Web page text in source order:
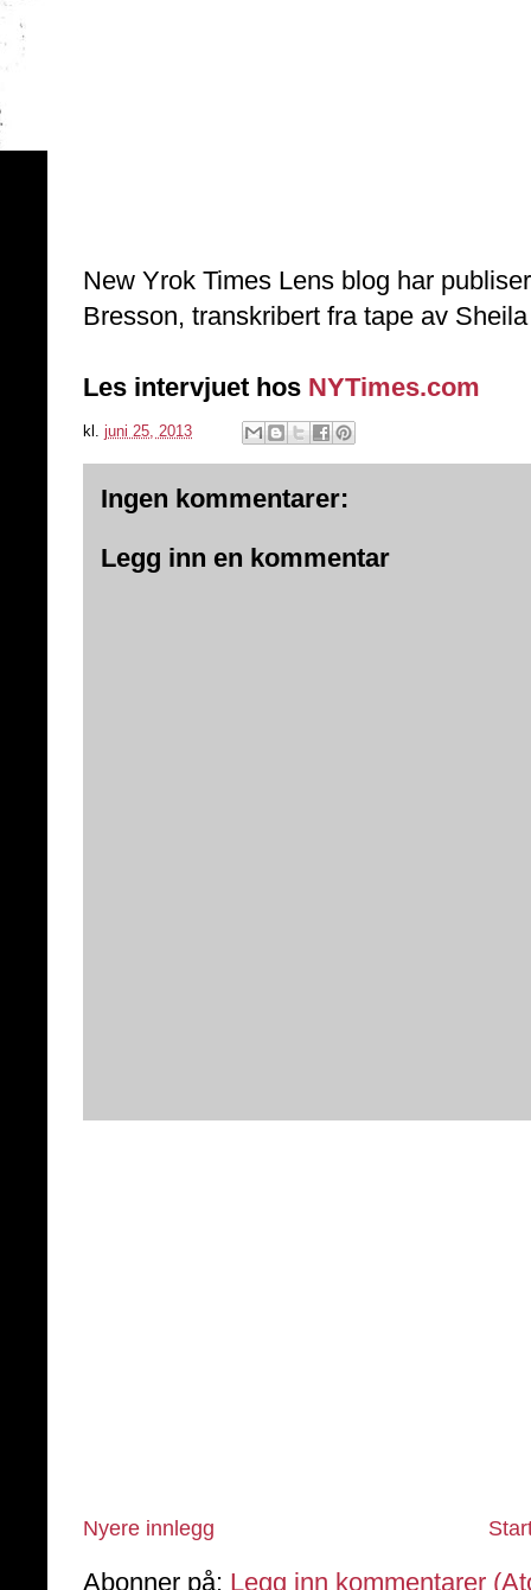
New Yrok Times Lens blog har
Bresson, transkribert fra tape av
Les intervjuet hos NYTimes.com
kl. juni 25, 2013
Ingen kommentarer:
Legg inn en kommentar
Nyere innlegg
Abonner på: Legg inn kommentarer